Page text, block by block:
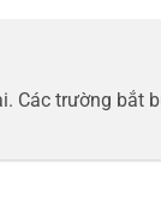
Các trường bắt